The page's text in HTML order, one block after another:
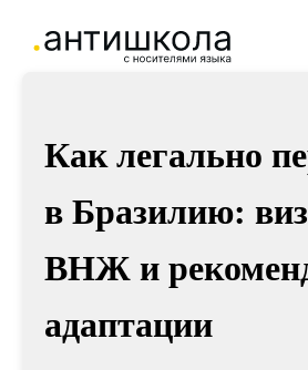
Как легально
в Бразилию:
ВНЖ и
адаптации